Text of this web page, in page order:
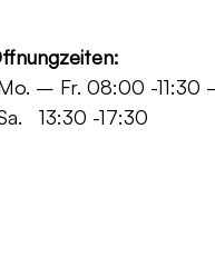
–
17:30